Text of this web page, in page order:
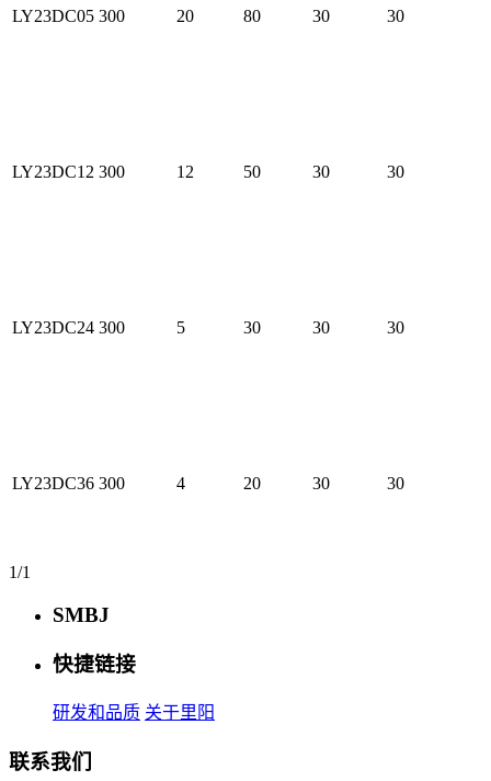
LY23DC05 300 20 80 30 30
LY23DC12 300 12 50 30 30
LY23DC24 300 5 30 30 30
LY23DC36 300 4 20 30 30
1/1
SMBJ
快捷链接
研发和品质 关于里阳
联系我们